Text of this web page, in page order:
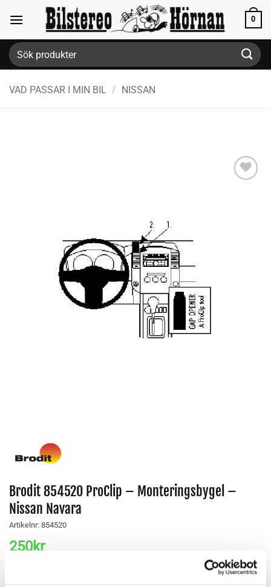
content
0
Sök
efter:
VAD PASSAR I MIN BIL / NISSAN
Brodit 854520 ProClip – Monteringsbygel –
Nissan Navara
Artikelnr: 854520
250kr
Brodit – ProClip – Centermontering – Nissan Navara